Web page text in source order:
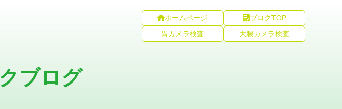
ホームページ
ブログTOP
胃カメラ検査
大腸カメラ検査
ブログ